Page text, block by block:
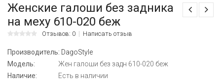
Женские галоши без задника
на меху 610-020 беж
Отзывов: 0 Написать отзыв
Производитель: DagoStyle
Модель:
Жен галоши без задн 610-020 беж
Наличие:
Есть в наличии